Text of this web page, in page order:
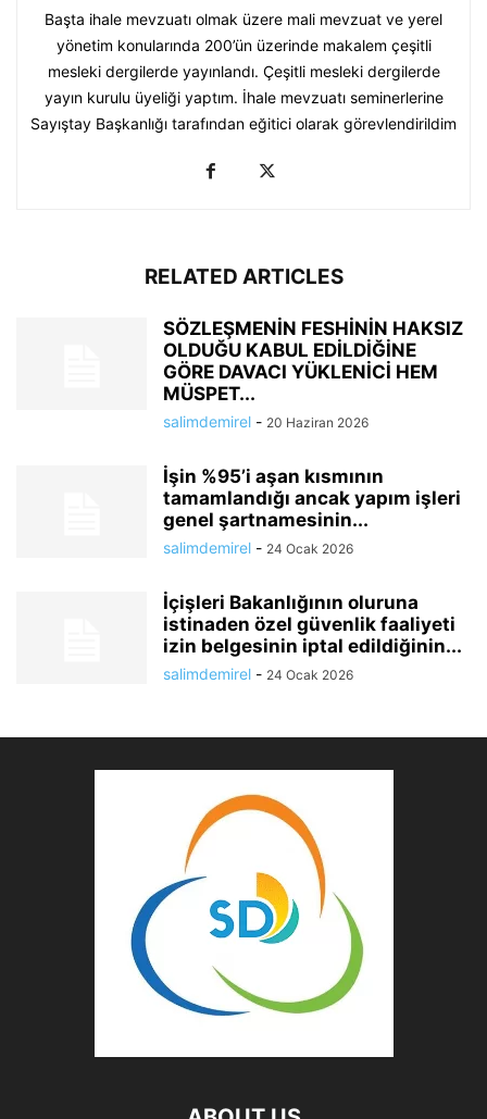
Başta ihale mevzuatı olmak üzere mali mevzuat ve yerel
yönetim konularında 200’ün üzerinde makalem çeşitli
mesleki dergilerde yayınlandı. Çeşitli mesleki dergilerde
yayın kurulu üyeliği yaptım. İhale mevzuatı seminerlerine
Sayıştay Başkanlığı tarafından eğitici olarak görevlendirildim
RELATED ARTICLES
SÖZLEŞMENİN FESHİNİN HAKSIZ
OLDUĞU KABUL EDİLDİĞİNE
GÖRE DAVACI YÜKLENİCİ HEM
MÜSPET...
salimdemirel - 20 Haziran 2026
İşin %95’i aşan kısmının
tamamlandığı ancak yapım işleri
genel şartnamesinin...
salimdemirel - 24 Ocak 2026
İçişleri Bakanlığının oluruna
istinaden özel güvenlik faaliyeti
izin belgesinin iptal edildiğinin...
salimdemirel - 24 Ocak 2026